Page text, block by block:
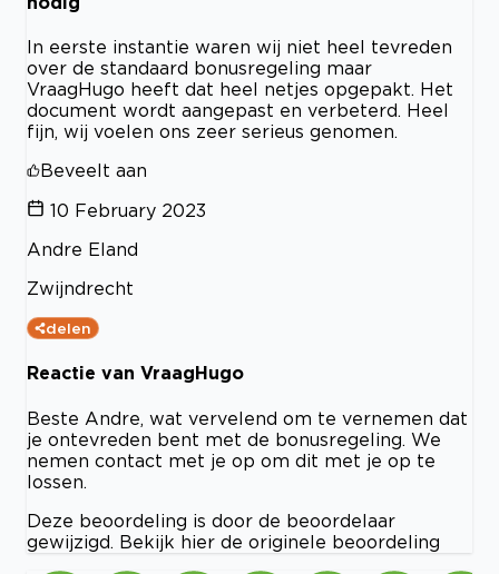
In eerste instantie waren wij niet heel tevreden
over de standaard bonusregeling maar
VraagHugo heeft dat heel netjes opgepakt. Het
document wordt aangepast en verbeterd. Heel
fijn, wij voelen ons zeer serieus genomen.
Beveelt aan
10 February 2023
Andre Eland
Zwijndrecht
delen
Reactie van VraagHugo
Beste Andre, wat vervelend om te vernemen dat
je ontevreden bent met de bonusregeling. We
nemen contact met je op om dit met je op te
lossen.
Deze beoordeling is door de beoordelaar
gewijzigd. Bekijk hier de originele beoordeling